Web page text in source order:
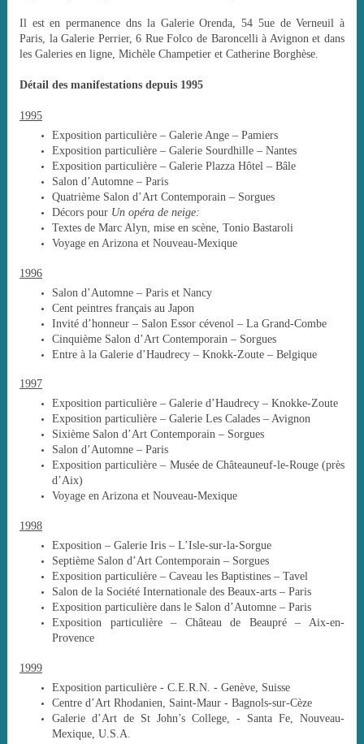
Il est en permanence dns la Galerie Orenda, 54 5ue de Verneuil à
Paris, la Galerie Perrier, 6 Rue Folco de Baroncelli à Avignon et dans
les Galeries en ligne, Michèle Champetier et Catherine Borghèse.
Détail des manifestations depuis 1995
1995
Exposition particulière – Galerie Ange – Pamiers
Exposition particulière – Galerie Sourdhille – Nantes
Exposition particulière – Galerie Plazza Hôtel – Bâle
Salon d’Automne – Paris
Quatrième Salon d’Art Contemporain – Sorgues
Décors pour Un opéra de neige:
Textes de Marc Alyn, mise en scène, Tonio Bastaroli
Voyage en Arizona et Nouveau-Mexique
1996
Salon d’Automne – Paris et Nancy
Cent peintres français au Japon
Invité d’honneur – Salon Essor cévenol – La Grand-Combe
Cinquième Salon d’Art Contemporain – Sorgues
Entre à la Galerie d’Haudrecy – Knokk-Zoute – Belgique
1997
Exposition particulière – Galerie d’Haudrecy – Knokke-Zoute
Exposition particulière – Galerie Les Calades – Avignon
Sixième Salon d’Art Contemporain – Sorgues
Salon d’Automne – Paris
Exposition particulière – Musée de Châteauneuf-le-Rouge (près
d’Aix)
Voyage en Arizona et Nouveau-Mexique
1998
Exposition – Galerie Iris – L’Isle-sur-la-Sorgue
Septième Salon d’Art Contemporain – Sorgues
Exposition particulière – Caveau les Baptistines – Tavel
Salon de la Société Internationale des Beaux-arts – Paris
Exposition particulière dans le Salon d’Automne – Paris
Exposition particulière – Château de Beaupré – Aix-en-
Provence
1999
Exposition particulière - C.E.R.N. - Genève, Suisse
Centre d’Art Rhodanien, Saint-Maur - Bagnols-sur-Cèze
Galerie d’Art de St John’s College, - Santa Fe, Nouveau-
Mexique, U.S.A.